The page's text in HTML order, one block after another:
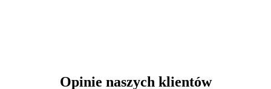
Opinie naszych klientów